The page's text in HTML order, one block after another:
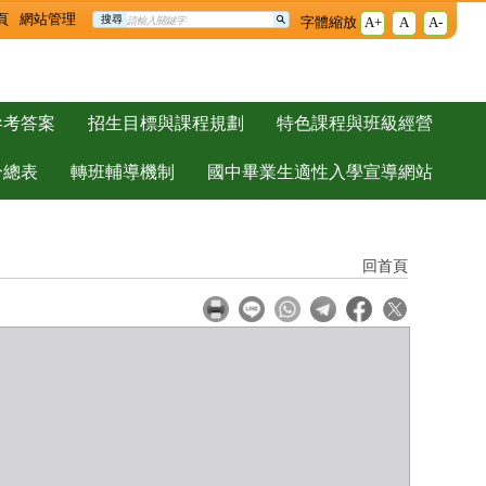
網站管理 搜尋 字體縮放 A+ A A-
答案 招生目標與課程規劃 特色課程與班級經營
表 轉班輔導機制 國中畢業生適性入學宣導網站
回首頁